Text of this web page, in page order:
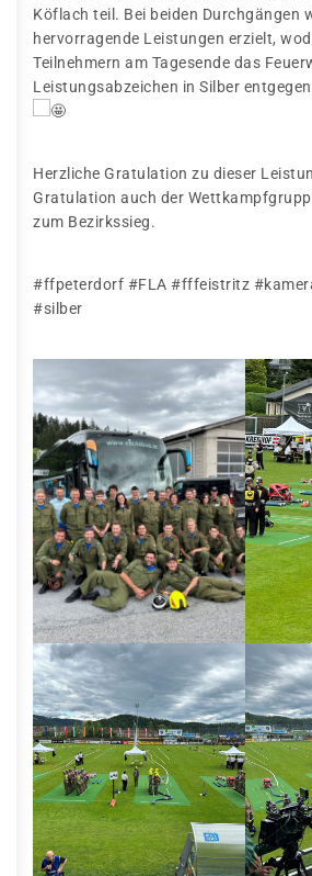
Köflach teil. Bei beiden Durchgängen
hervorragende Leistungen erzielt,
Teilnehmern am Tagesende das
Leistungsabzeichen in Silber
Herzliche Gratulation zu dieser
Gratulation auch der
zum Bezirkssieg.
#ffpeterdorf #FLA #fffeistritz
#silber